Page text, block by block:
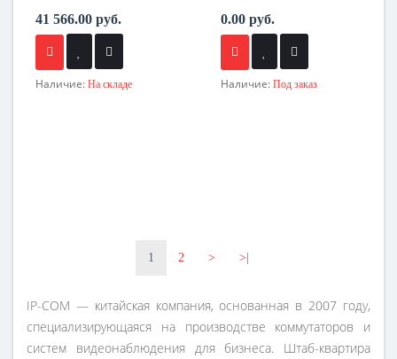
41 566.00 руб.
Наличие: На складе
0.00 руб.
Наличие: Под заказ
1 2 > >|
IP-COM — китайская компания, основанная в 2007 году,
специализирующаяся на производстве коммутаторов и
систем видеонаблюдения для бизнеса. Штаб-квартира